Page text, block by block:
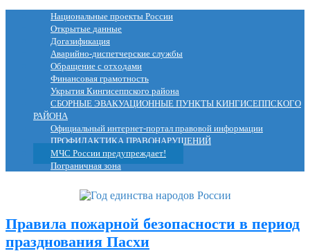
Национальные проекты России
Открытые данные
Догазификация
Аварийно-диспетчерские службы
Обращение с отходами
Финансовая грамотность
Укрытия Кингисеппского района
СБОРНЫЕ ЭВАКУАЦИОННЫЕ ПУНКТЫ КИНГИСЕППСКОГО
РАЙОНА
Официальный интернет-портал правовой информации
ПРОФИЛАКТИКА ПРАВОНАРУШЕНИЙ
МЧС России предупреждает!
Пограничная зона
Правила пожарной безопасности в период
празднования Пасхи